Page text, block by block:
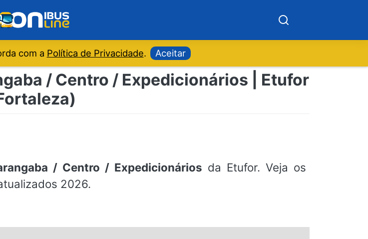
com a Política de Privacidade. Aceitar
/ Centro / Expedicionários | Etufor
/ Centro / Expedicionários da Etufor. Veja os
2026.